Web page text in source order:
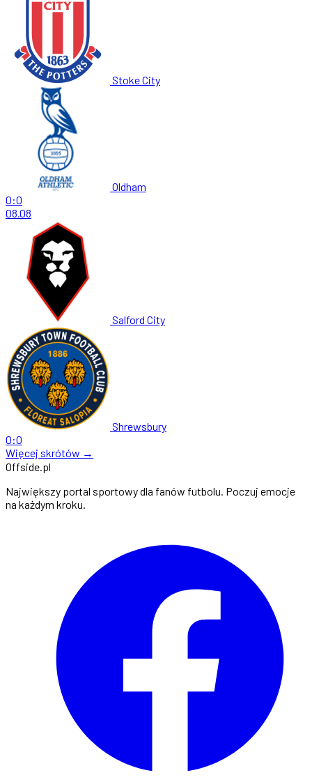
Stoke City
Oldham
0:0
08.08
Salford City
Shrewsbury
0:0
Więcej skrótów →
Offside.pl
Największy portal sportowy dla fanów futbolu. Poczuj emocje
na każdym kroku.